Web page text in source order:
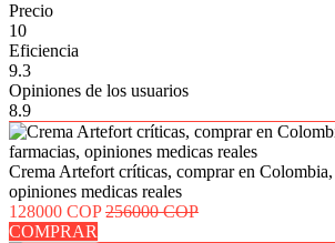
Precio
10
Eficiencia
9.3
Opiniones de los usuarios
8.9
Crema Artefort críticas, comprar en
opiniones medicas reales
128000 COP256000 COP
COMPRAR